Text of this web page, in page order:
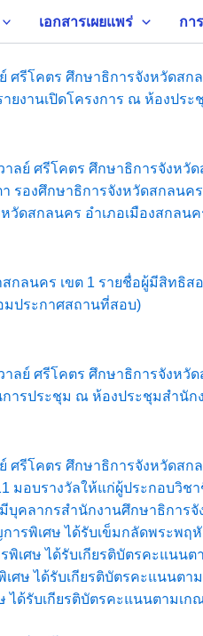
เอกสารเผยแพร่ กา
ศรีโคตร ศึกษาธิการจังหวัดส
ยงานเปิดโครงการ ณ ห้องป
วาลย์ ศรีโคตร ศึกษาธิการจัง
รองศึกษาธิการจังหวัดสกลน
ดสกลนคร อำเภอเมืองสกลน
ลนคร เขต 1 รายชื่อผู้มีสิทธิ
มประกาศสถานที่สอบ)
าลย์ ศรีโคตร ศึกษาธิการจัง
ารประชุม ณ ห้องประชุมสำนั
ศรีโคตร ศึกษาธิการจังหวัดส
มอบรางวัลให้แก่ผู้ประกอบวิ
คลากรสำนักงานศึกษาธิการ
รพิเศษ ได้รับเข็มกลัดพระพ
เศษ ได้รับเกียรติบัตรคะแนน
ศษ ได้รับเกียรติบัตรคะแนนตา
ได้รับเกียรติบัตรคะแนนตามเก